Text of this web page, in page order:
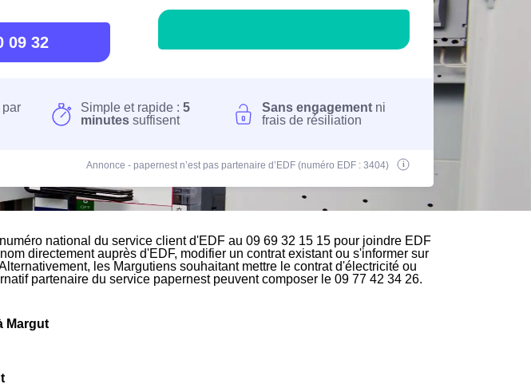
09 32
Simple et rapide :5
minutes suffisent
Sans engagement ni
frais de résiliation
Annonce - papernest n’est pas partenaire d’EDF (numéro EDF : 3404)
national du service client d'EDF au 09 69 32 15 15 pour joindre EDF
directement auprès d'EDF, modifier un contrat existant ou s'informer sur
les Margutiens souhaitant mettre le contrat d'électricité ou
partenaire du service papernest peuvent composer le 09 77 42 34 26.
Margut